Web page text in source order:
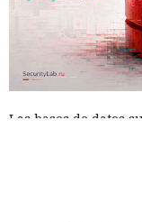
Las bases de datos